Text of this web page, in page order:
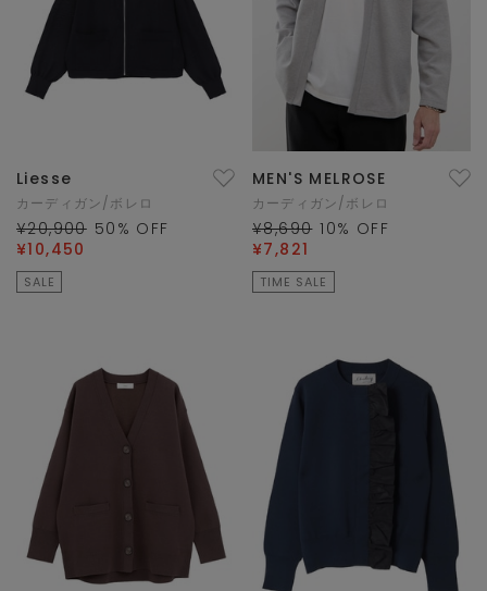
Liesse
カーディガン/ボレロ
¥20,900 50 % OFF
¥10,450
SALE
MEN'S MELROSE
カーディガン/ボレロ
¥8,690 10% OFF
¥7,821
TIME SALE